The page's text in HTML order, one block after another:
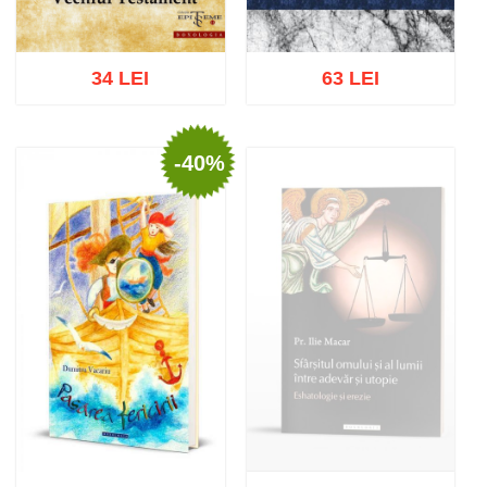
Wishlist
34 LEI 63 LEI
-40%